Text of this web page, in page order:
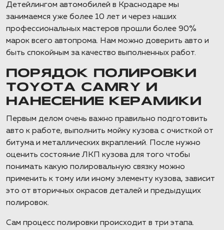
Детейлингом автомобилей в Краснодаре мы
занимаемся уже более 10 лет и через наших
профессиональных мастеров прошли более 90%
марок всего автопрома. Нам можно доверить авто и
быть спокойным за качество выполненных работ.
ПОРЯДОК ПОЛИРОВКИ
TOYOTA CAMRY И
НАНЕСЕНИЕ КЕРАМИКИ
Первым делом очень важно правильно подготовить
авто к работе, выполнить мойку кузова с очисткой от
битума и металлических вкраплений. После нужно
оценить состояние ЛКП кузова для того чтобы
понимать какую полировальную связку можно
применить к тому или иному элементу кузова, зависит
это от вторичных окрасов деталей и предыдущих
полировок.
Сам процесс полировки происходит в три этапа.